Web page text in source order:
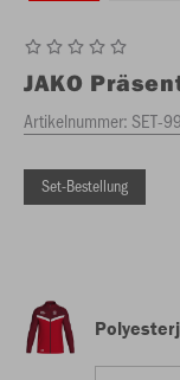
JAKO
Artikelnummer:SET-
Set-Bestellung